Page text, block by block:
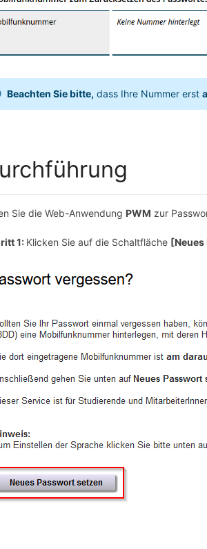
Beachten Sie bitte, dass Ihre Nummer erst
Sie die Web-Anwendung PWM zur
1: Klicken Sie auf die Schaltfläche